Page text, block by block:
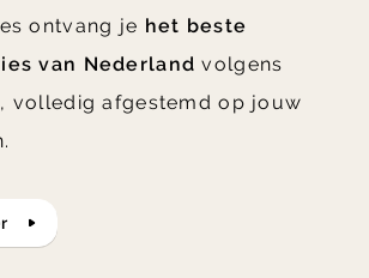
ontvang je het beste
van Nederland volgens
volledig afgestemd op jouw